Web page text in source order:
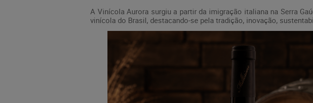
A Vinícola Aurora surgiu a partir da imigração italiana na Serra
vinícola do Brasil, destacando-se pela tradição, inovação,